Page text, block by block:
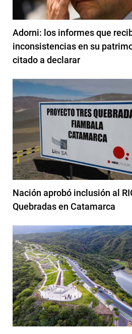
Adorni: los informes que
inconsistencias en su
citado a declarar
Nación aprobó inclusión al
Quebradas en Catamarca